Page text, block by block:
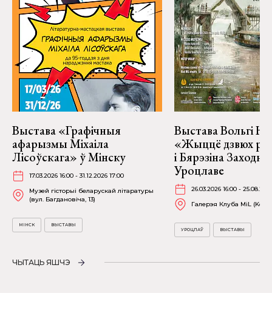
Выстава «Графічныя
афарызмы Міхаіла
Лісоўскага» ў Мінску
17.03.2026 16:00 - 31.12.2026 17:00
Музей гісторыі беларускай літаратуры
(вул. Багдановіча, 13)
МІНСК ВЫСТАВЫ
Выстава Вольгі
«Жыццё дзвюх
і Бярэзіна
Уроцлаве
26.03.2026 16:00 -
Галерэя Клуба MiL
УРОЦЛАЎ ВЫСТАВЫ
ЧЫТАЦЬ ЯШЧЭ